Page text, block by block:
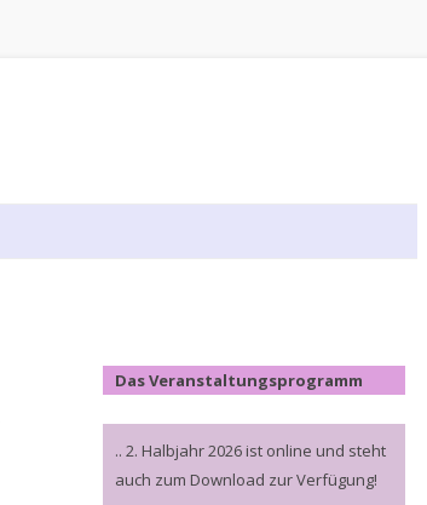
Das Veranstaltungsprogramm
.. 2. Halbjahr 2026 ist online und steht
auch zum Download zur Verfügung!